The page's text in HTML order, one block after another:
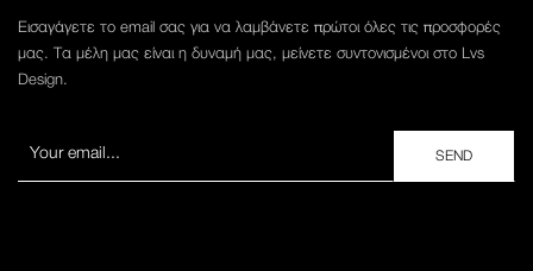
Εισαγάγετε το email σας για να λαμβάνετε πρώτοι όλες τις προσφορές
μας. Τα μέλη μας είναι η δυναμή μας, μείνετε συντονισμένοι στο Lvs
Design.